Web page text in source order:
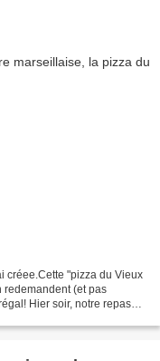
créee.Cette "pizza du Vieux
redemandent (et pas
Hier soir, notre repas